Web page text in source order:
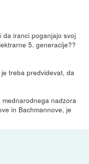
da iranci poganjajo svoj
5. generacije??
treba predvidevat, da
nadzora
in Bachmannove, je